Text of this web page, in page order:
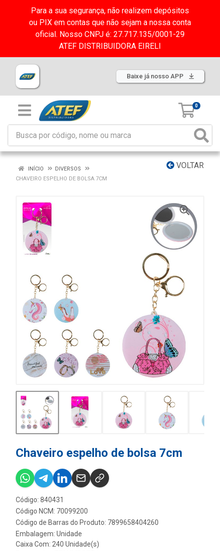
Para a sua segurança, não realizem depósitos
ou PIX em contas que não sejam a nossa conta
oficial. Nosso CNPJ é: 27.717.135/0001-29
ATEF DISTRIBUIDORA EIRELI
Baixe já nosso APP
0
VOLTAR
INÍCIO
DIVERSOS
CHAVEIRO ESPELHO DE BOLSA 7CM
Chaveiro espelho de bolsa 7cm
Código: 840431
Código NCM: 70099200
Código de Barras do Produto: 7899658404260
Embalagem: Unidade
Caixa Com: 240 Unidade(s)